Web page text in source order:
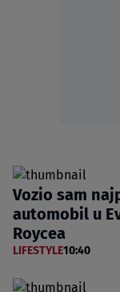
Vozio sam
automobil u
Roycea
LIFESTYLE10:40